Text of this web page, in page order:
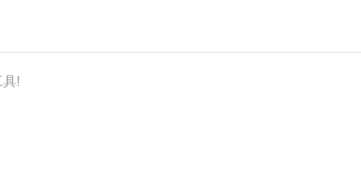
具!